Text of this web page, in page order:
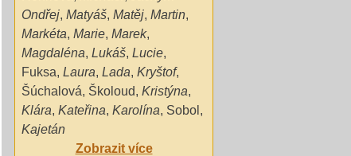
Ondřej, Matyáš, Matěj, Martin,
Markéta, Marie, Marek,
Magdaléna, Lukáš, Lucie,
Fuksa, Laura, Lada, Kryštof,
Šúchalová, Školoud, Kristýna,
Klára, Kateřina, Karolína, Sobol ,
Kajetán
Zobrazit více